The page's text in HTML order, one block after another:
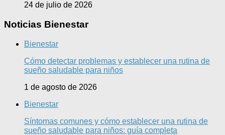
24 de julio de 2026
Noticias Bienestar
Bienestar
Cómo detectar problemas y establecer una rutina de
sueño saludable para niños
1 de agosto de 2026
Bienestar
Síntomas comunes y cómo establecer una rutina de
sueño saludable para niños: guía completa